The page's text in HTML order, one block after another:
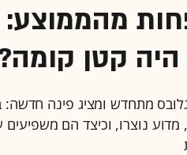
מהממוצע:
היה קטן
מתחדש ומציג פינה חדשה:
מדוע נוצרו, וכיצד הם